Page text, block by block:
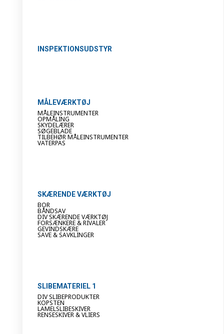
INSPEKTIONSUDSTYR
MÅLEVÆRKTØJ
MÅLEINSTRUMENTER
OPMÅLING
SKYDELÆRER
SØGEBLADE
TILBEHØR MÅLEINSTRUMENTER
VATERPAS
SKÆRENDE VÆRKTØJ
BOR
BÅNDSAV
DIV SKÆRENDE VÆRKTØJ
FORSÆNKERE & RIVALER
GEVINDSKÆRE
SAVE & SAVKLINGER
SLIBEMATERIEL 1
DIV SLIBEPRODUKTER
KOPSTEN
LAMELSLIBESKIVER
RENSESKIVER & VLIERS